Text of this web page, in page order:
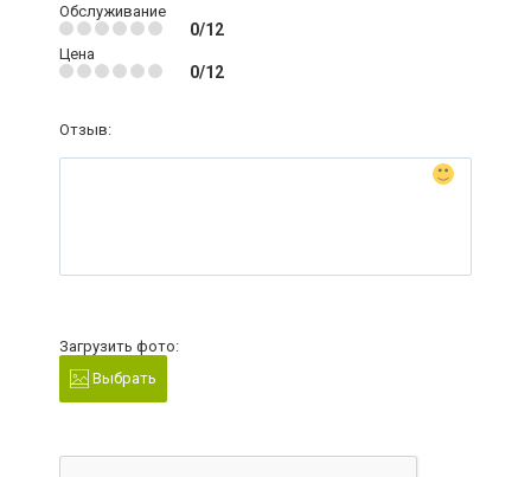
Обслуживание
0/12
Цена
0/12
Отзыв:
Загрузить фото:
Выбрать